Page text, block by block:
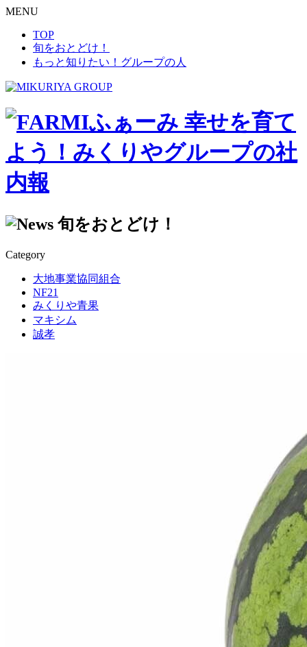
MENU
TOP
旬をおとどけ！
もっと知りたい！グループの人
幸せを育て
よう！みくりやグループの社
内報
旬をおとどけ！
Category
大地事業協同組合
NF21
みくりや青果
マキシム
誠孝